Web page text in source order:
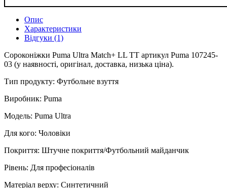
Опис
Характеристики
Відгуки (1)
Сороконіжки Puma Ultra Match+ LL TT артикул Puma 107245-
03 (у наявності, оригінал, доставка, низька ціна).
Тип продукту: Футбольне взуття
Виробник: Puma
Модель: Puma Ultra
Для кого: Чоловіки
Покриття: Штучне покриття/Футбольний майданчик
Рівень: Для професіоналів
Матеріал верху: Синтетичний